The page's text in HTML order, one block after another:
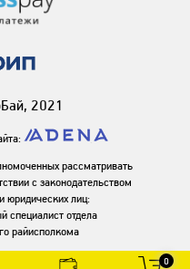
0
2021
рассматривать
с законодательством
юридических лиц:
отдела
райисполкома